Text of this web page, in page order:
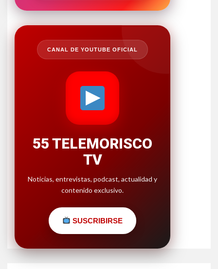
CANAL DE YOUTUBE OFICIAL
55 TELEMORISCO
TV
Noticias, entrevistas, podcast, actualidad y
contenido exclusivo.
SUSCRIBIRSE